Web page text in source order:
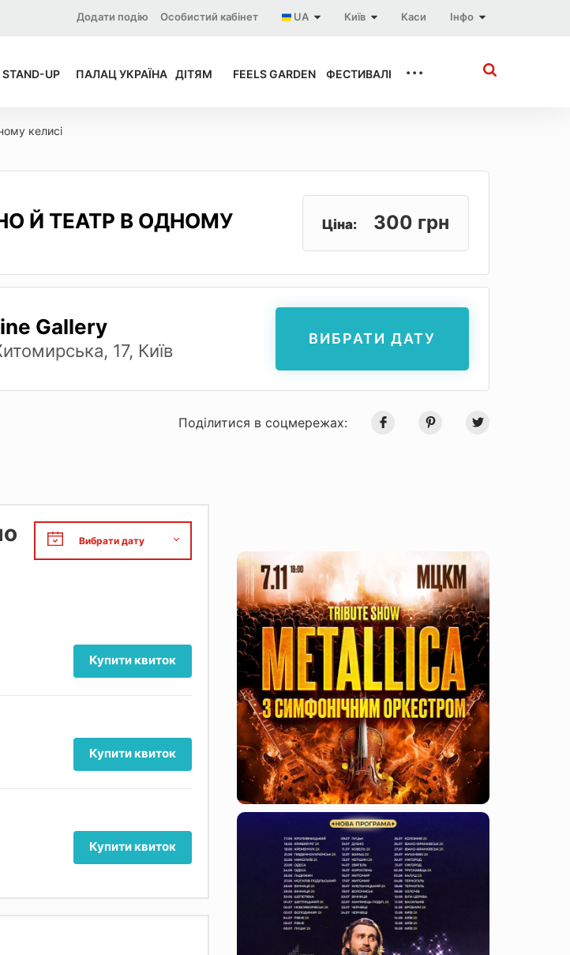
Інфо
Каси
Київ
UA
Особистий кабінет
Додати подію
STAND-UP ПАЛАЦ УКРАЇНА ДІТЯМ FEELS GARDEN ФЕСТИВАЛІ ...
келисі
Й ТЕАТР В ОДНОМУ
Ціна: 300 грн
Gallery
17, Київ
ВИБРАТИ ДАТУ
Поділитися в соцмережах:
Купити квиток
Купити квиток
Купити квиток